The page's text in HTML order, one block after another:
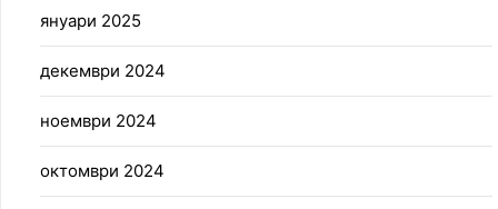
януари 2025
декември 2024
ноември 2024
октомври 2024